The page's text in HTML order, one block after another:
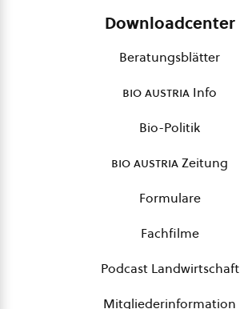
Downloadcenter
Beratungsblätter
bio austria Info
Bio-Politik
bio austriaZeitung
Formulare
Fachfilme
Podcast Landwirtschaft
Mitgliederinformation